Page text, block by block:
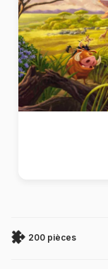
200 pièces